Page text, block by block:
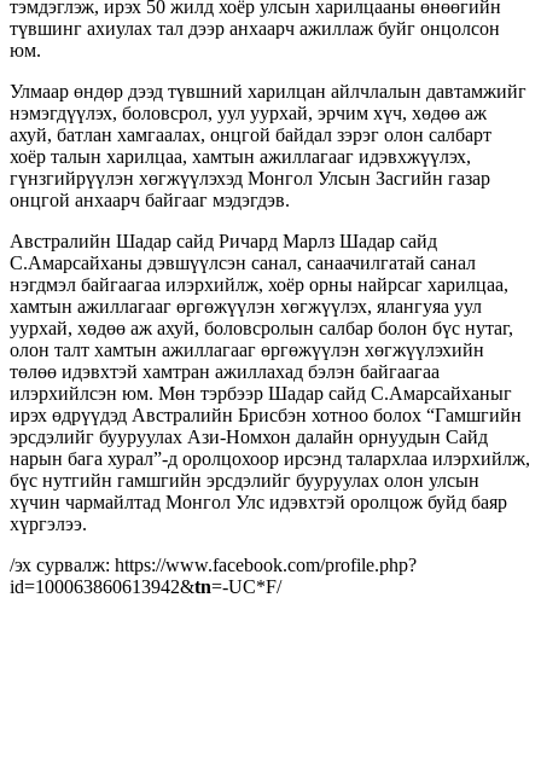
тэмдэглэж, ирэх 50 жилд хоёр улсын харилцааны өнөөгийн
түвшинг ахиулах тал дээр анхаарч ажиллаж буйг онцолсон
юм.
Улмаар өндөр дээд түвшний харилцан айлчлалын давтамжийг
нэмэгдүүлэх, боловсрол, уул уурхай, эрчим хүч, хөдөө аж
ахуй, батлан хамгаалах, онцгой байдал зэрэг олон салбарт
хоёр талын харилцаа, хамтын ажиллагааг идэвхжүүлэх,
гүнзгийрүүлэн хөгжүүлэхэд Монгол Улсын Засгийн газар
онцгой анхаарч байгааг мэдэгдэв.
Австралийн Шадар сайд Ричард Марлз Шадар сайд
С.Амарсайханы дэвшүүлсэн санал, санаачилгатай санал
нэгдмэл байгаагаа илэрхийлж, хоёр орны найрсаг харилцаа,
хамтын ажиллагааг өргөжүүлэн хөгжүүлэх, ялангуяа уул
уурхай, хөдөө аж ахуй, боловсролын салбар болон бүс нутаг,
олон талт хамтын ажиллагааг өргөжүүлэн хөгжүүлэхийн
төлөө идэвхтэй хамтран ажиллахад бэлэн байгаагаа
илэрхийлсэн юм. Мөн тэрбээр Шадар сайд С.Амарсайханыг
ирэх өдрүүдэд Австралийн Брисбэн хотноо болох “Гамшгийн
эрсдэлийг бууруулах Ази-Номхон далайн орнуудын Сайд
нарын бага хурал”-д оролцохоор ирсэнд талархлаа илэрхийлж,
бүс нутгийн гамшгийн эрсдэлийг бууруулах олон улсын
хүчин чармайлтад Монгол Улс идэвхтэй оролцож буйд баяр
хүргэлээ.
/эх сурвалж: https://www.facebook.com/profile.php?
id=100063860613942&tn=-UC*F/